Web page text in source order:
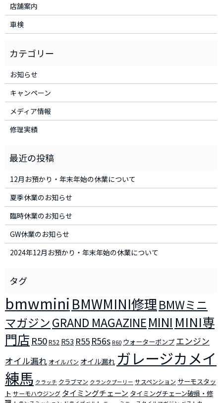
店舗案内
車検
お知らせ
キャンペーン
メディア情報
修理実績
12月お預かり・年末年始の休業について
夏季休業のお知らせ
臨時休業のお知らせ
GW休業のお知らせ
2024年12月お預かり・年末年始の休業について
bmwmini BMWMINI修理BMWミニ
マガジンGRAND MAGAZINEMINI MINI専
門店 R50R52 R53 R55 R56s R60 ウォーターポンプ エンジン
オイル漏れ オイルパン オイル漏れ ガレージカメイ
練馬 クラッチ クラブマン クランクプーリー サスペンション サーモスタッ
ト サーモハウジング タイミングチェーン タイミングチェーン破損・修